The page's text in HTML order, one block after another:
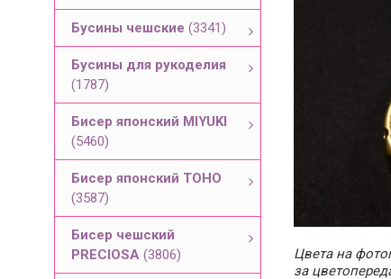
Бусины чешские (3341)
Бусины для рукоделия
(1787)
Бисер японский MIYUKI
(5460)
Бисер японский TOHO
(3587)
Бисер чешский
PRECIOSA (3806)
Цвета на
за